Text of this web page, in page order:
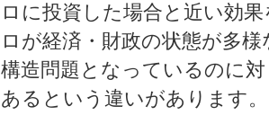
ロに投資した場合と近い効
ロが経済・財政の状態が多
構造問題となっているのに
あるという違いがあります